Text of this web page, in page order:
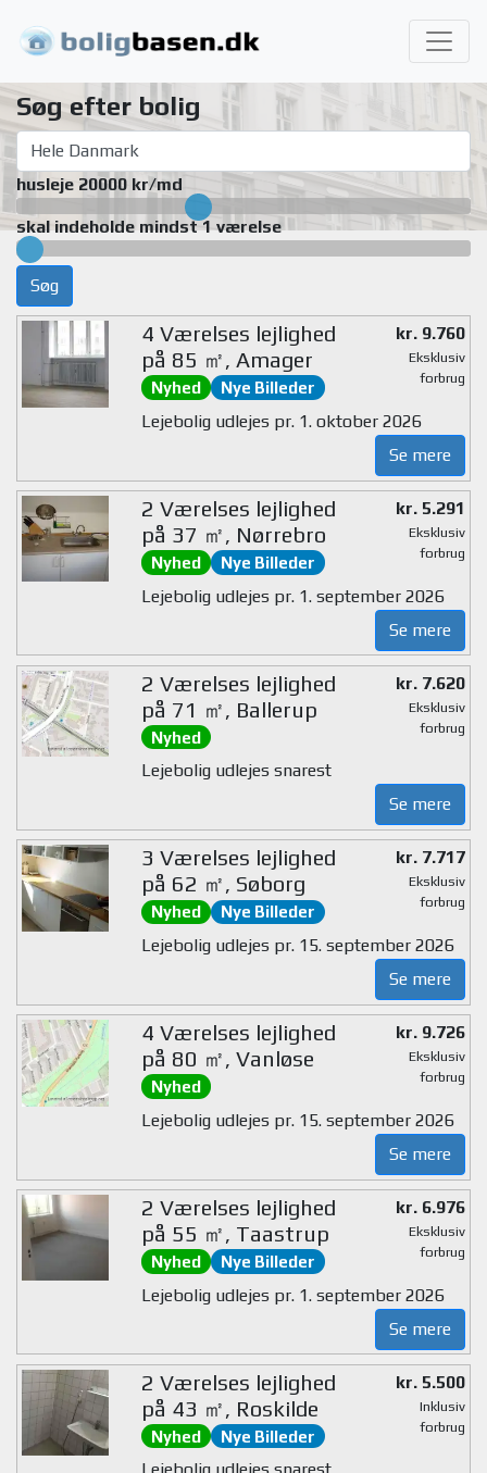
Søg efter bolig
husleje 20000 kr/md
skal indeholde mindst 1 værelse
Søg
4 Værelses lejlighed
på 85 ㎡, Amager
Nyhed Nye Billeder
kr. 9.760
Eksklusiv
forbrug
Lejebolig udlejes pr. 1. oktober 2026
Se mere
2 Værelses lejlighed
på 37 ㎡, Nørrebro
Nyhed Nye Billeder
kr. 5.291
Eksklusiv
forbrug
Lejebolig udlejes pr. 1. september 2026
Se mere
2 Værelses lejlighed
på 71 ㎡, Ballerup
Nyhed
kr. 7.620
Eksklusiv
forbrug
Lejebolig udlejes snarest
Se mere
3 Værelses lejlighed
på 62 ㎡, Søborg
Nyhed Nye Billeder
kr. 7.717
Eksklusiv
forbrug
Lejebolig udlejes pr. 15. september 2026
Se mere
4 Værelses lejlighed
på 80 ㎡, Vanløse
Nyhed
kr. 9.726
Eksklusiv
forbrug
Lejebolig udlejes pr. 15. september 2026
Se mere
2 Værelses lejlighed
på 55 ㎡, Taastrup
Nyhed Nye Billeder
kr. 6.976
Eksklusiv
forbrug
Lejebolig udlejes pr. 1. september 2026
Se mere
2 Værelses lejlighed
på 43 ㎡, Roskilde
Nyhed Nye Billeder
kr. 5.500
Inklusiv
forbrug